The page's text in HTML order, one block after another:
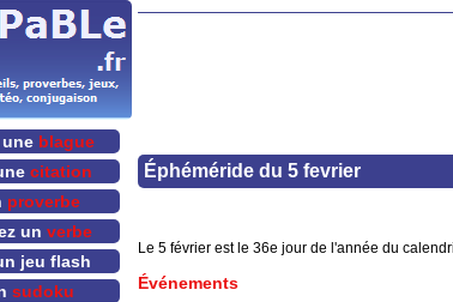
Éphéméride du 5 fevrier
Le 5 février est le 36e jour de l'année du
Événements
blague
citation
proverbe
un verbe
jeu flash
sudoku